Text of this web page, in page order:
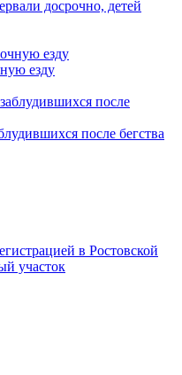
досрочно, детей
езду
после бегства
в Ростовской
участок